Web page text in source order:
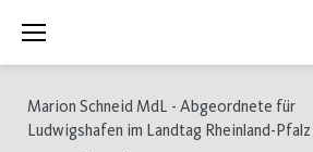
Inhalt
Marion Schneid MdL - Abgeordnete für
Ludwigshafen im Landtag Rheinland-Pfalz